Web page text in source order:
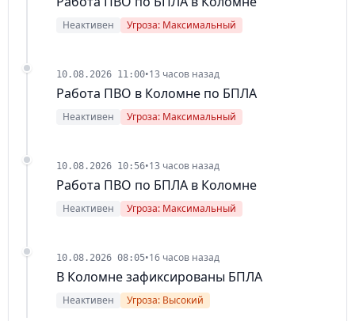
Неактивен Угроза: Максимальный
10.08.2026 11:00•13 часов назад
Работа ПВО в Коломне по БПЛА
Неактивен Угроза: Максимальный
10.08.2026 10:56•13 часов назад
Работа ПВО по БПЛА в Коломне
Неактивен Угроза: Максимальный
10.08.2026 08:05•16 часов назад
В Коломне зафиксированы БПЛА
Неактивен Угроза: Высокий